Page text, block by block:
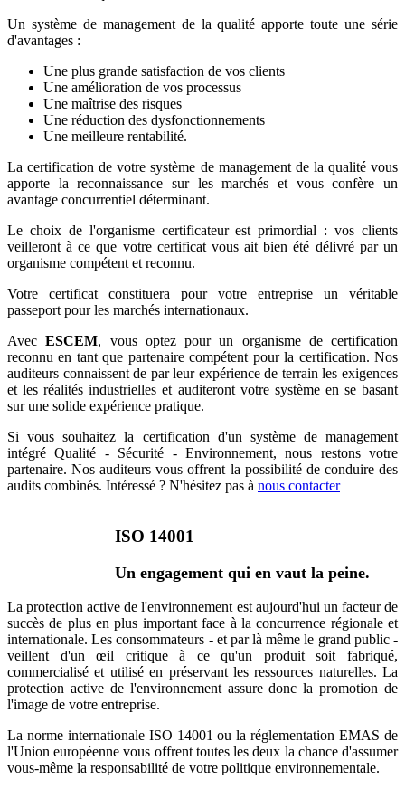
Un système de management de la qualité apporte toute une série
d'avantages :
Une plus grande satisfaction de vos clients
Une amélioration de vos processus
Une maîtrise des risques
Une réduction des dysfonctionnements
Une meilleure rentabilité.
La certification de votre système de management de la qualité vous
apporte la reconnaissance sur les marchés et vous confère un
avantage concurrentiel déterminant.
Le choix de l'organisme certificateur est primordial : vos clients
veilleront à ce que votre certificat vous ait bien été délivré par un
organisme compétent et reconnu.
Votre certificat constituera pour votre entreprise un véritable
passeport pour les marchés internationaux.
AvecESCEM, vous optez pour un organisme de certification
reconnu en tant que partenaire compétent pour la certification. Nos
auditeurs connaissent de par leur expérience de terrain les exigences
et les réalités industrielles et auditeront votre système en se basant
sur une solide expérience pratique.
Si vous souhaitez la certification d'un système de management
intégré Qualité - Sécurité - Environnement, nous restons votre
partenaire. Nos auditeurs vous offrent la possibilité de conduire des
audits combinés. Intéressé ? N'hésitez pas à nous contacter
ISO 14001
Un engagement qui en vaut la peine.
La protection active de l'environnement est aujourd'hui un facteur de
succès de plus en plus important face à la concurrence régionale et
internationale. Les consommateurs - et par là même le grand public -
veillent d'un œil critique à ce qu'un produit soit fabriqué,
commercialisé et utilisé en préservant les ressources naturelles. La
protection active de l'environnement assure donc la promotion de
l'image de votre entreprise.
La norme internationale ISO 14001 ou la réglementation EMAS de
l'Union européenne vous offrent toutes les deux la chance d'assumer
vous-même la responsabilité de votre politique environnementale.